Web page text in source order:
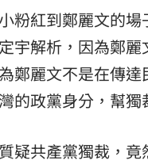
粉紅到鄭麗文的
宇解析，因為鄭
鄭麗文不是在傳
的政黨身分，幫
疑共產黨獨裁，